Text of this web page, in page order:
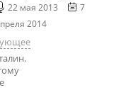
22 мая 2013
7
2014